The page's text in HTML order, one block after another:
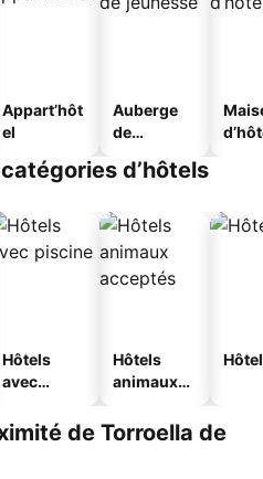
Appart’hôt
el
Auberge
de
d’hôtels
Hôtels
avec
Hôtels
animaux
de Torroella de